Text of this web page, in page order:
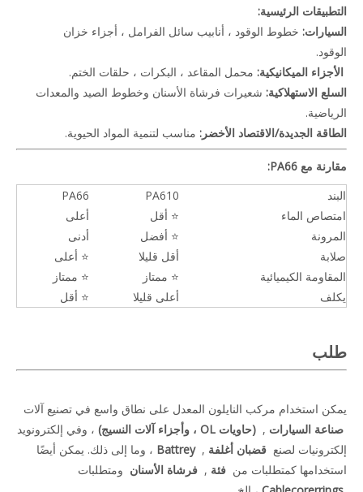
التطبيقات الرئيسية:
السيارات: خطوط الوقود ، أنابيب سائل الفرامل ، أجزاء خزان
الوقود.
الأجزاء الميكانيكية: محمل المقاعد ، البكرات ، حلقات الختم.
السلع الاستهلاكية: شعيرات فرشاة الأسنان وخطوط الصيد والمعدات
الرياضية.
الطاقة الجديدة/الاقتصاد الأخضر: مناسب لتنمية المواد الحيوية.
مقارنة مع PA66:
البند
PA610
PA66
امتصاص الماء
⭐ أقل
أعلى
المرونة
⭐ أفضل
أدنى
صلابة
أقل قليلا
⭐ أعلى
المقاومة الكيميائية
⭐ ممتاز
⭐ ممتاز
يكلف
أعلى قليلا ⭐ أقل
طلب
يمكن استخدام مركب النايلون المعدل على نطاق واسع في تصنيع آلات
صناعة السيارات , (حاويات OL ، وأجزاء آلات النسيج)
، وفي إلكترونويد
إلكترونيات لصنع قضبان أغلفة ,
Battrey ، وما إلى ذلك. يمكن أيضًا
استخدامها كمتطلبات من فئة , فرشاة الأسنان ومتطلبات